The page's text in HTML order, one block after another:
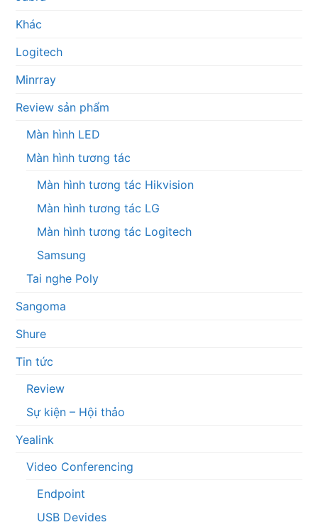
Khác
Logitech
Minrray
Review sản phẩm
Màn hình LED
Màn hình tương tác
Màn hình tương tác Hikvision
Màn hình tương tác LG
Màn hình tương tác Logitech
Samsung
Tai nghe Poly
Sangoma
Shure
Tin tức
Review
Sự kiện – Hội thảo
Yealink
Video Conferencing
Endpoint
USB Devides